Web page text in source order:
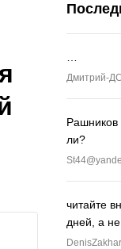
Дмитрий-ДС
Рашников
ли?
читайте
дней, а не